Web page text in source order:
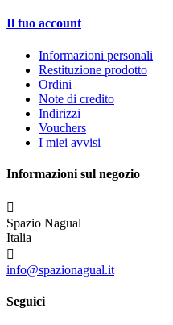
Il tuo account
Informazioni personali
Restituzione prodotto
Ordini
Note di credito
Indirizzi
Vouchers
I miei avvisi
Informazioni sul negozio

Spazio Nagual
Italia

info@spazionagual.it
Seguici